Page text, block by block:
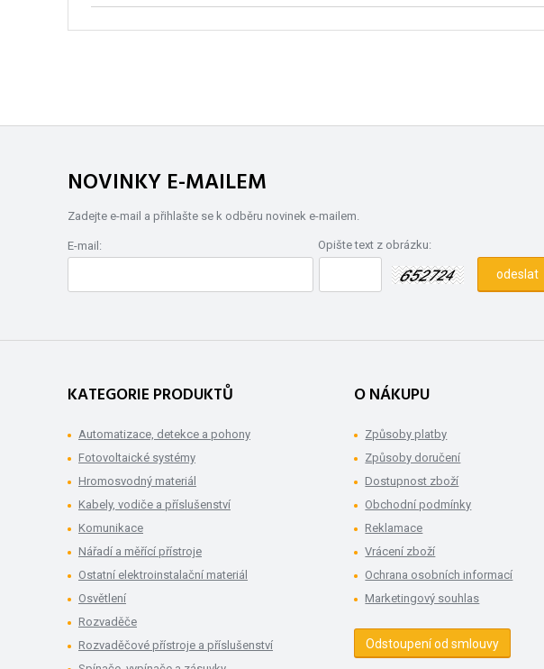
NOVINKY E-MAILEM
Zadejte e-mail a přihlašte se k odběru novinek e-mailem.
E-mail: Opište text z obrázku:
KATEGORIE PRODUKTŮ
Automatizace, detekce a pohony
Fotovoltaické systémy
Hromosvodný materiál
Kabely, vodiče a příslušenství
Komunikace
Nářadí a měřící přístroje
Ostatní elektroinstalační materiál
Osvětlení
Rozvaděče
Rozvaděčové přístroje a příslušenství
O NÁKUPU
Způsoby platby
Způsoby doručení
Dostupnost zboží
Obchodní podmínky
Reklamace
Vrácení zboží
Ochrana osobních informací
Marketingový souhlas
Odstoupení od smlouvy